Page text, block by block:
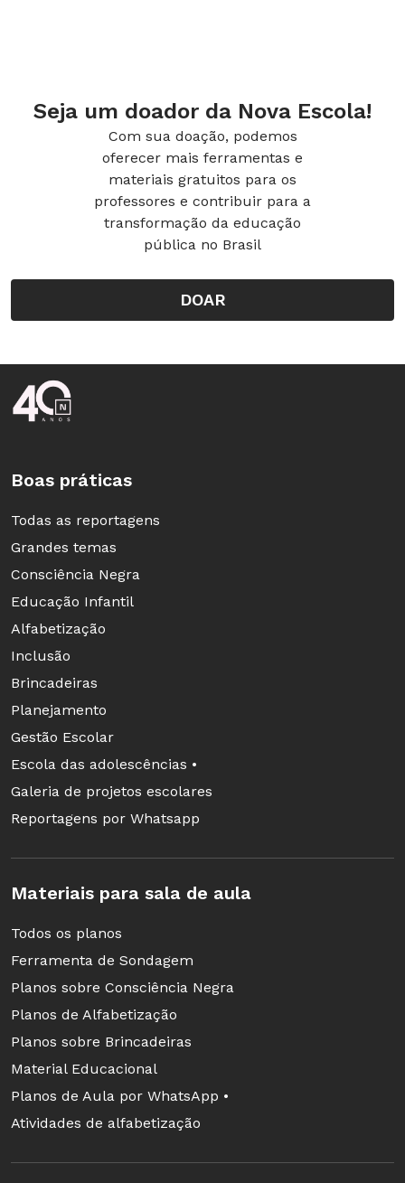
Seja um doador da Nova Escola!
Com sua doação, podemos
oferecer mais ferramentas e
materiais gratuitos para os
professores e contribuir para a
transformação da educação
pública no Brasil
DOAR
Rodapé da Nova Escola
Boas práticas
Todas as reportagens
Grandes temas
Consciência Negra
Educação Infantil
Alfabetização
Inclusão
Brincadeiras
Planejamento
Gestão Escolar
Escola das adolescências •
Galeria de projetos escolares
Reportagens por Whatsapp
Materiais para sala de aula
Todos os planos
Ferramenta de Sondagem
Planos sobre Consciência Negra
Planos de Alfabetização
Planos sobre Brincadeiras
Material Educacional
Planos de Aula por WhatsApp •
Atividades de alfabetização